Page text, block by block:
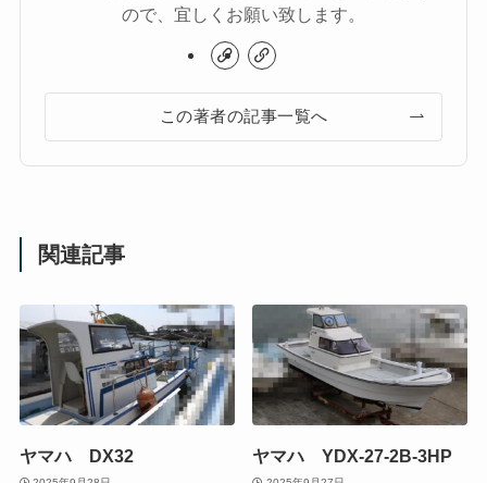
ので、宜しくお願い致します。
この著者の記事一覧へ
関連記事
ヤマハ DX32 ヤマハ YDX-27-2B-3HP